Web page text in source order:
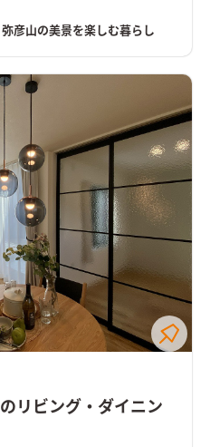
彦山の美景を楽しむ暮らし
リビング・ダイニン